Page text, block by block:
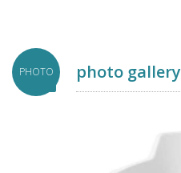
PHOTO photo gallery